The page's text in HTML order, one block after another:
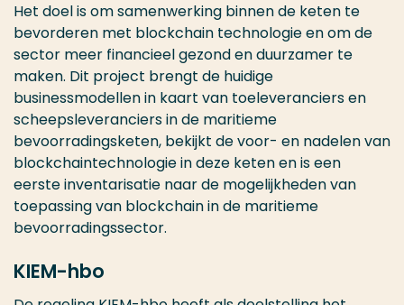
Het doel is om samenwerking binnen de keten te
bevorderen met blockchain technologie en om de
sector meer financieel gezond en duurzamer te
maken. Dit project brengt de huidige
businessmodellen in kaart van toeleveranciers en
scheepsleveranciers in de maritieme
bevoorradingsketen, bekijkt de voor- en nadelen van
blockchaintechnologie in deze keten en is een
eerste inventarisatie naar de mogelijkheden van
toepassing van blockchain in de maritieme
bevoorradingssector.
KIEM-hbo